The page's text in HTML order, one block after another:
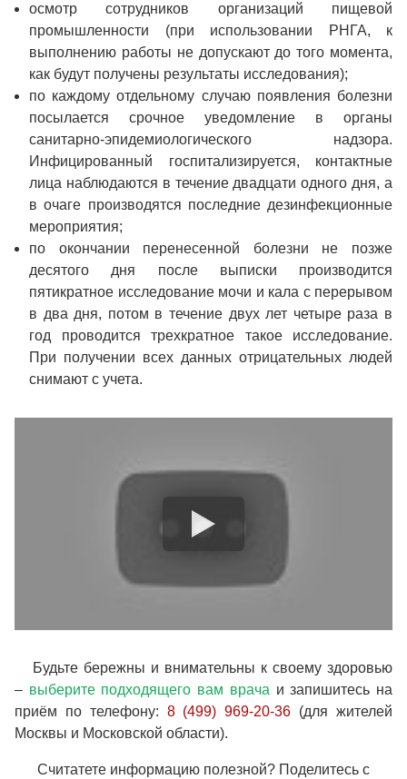
осмотр сотрудников организаций пищевой
промышленности (при использовании РНГА, к
выполнению работы не допускают до того момента,
как будут получены результаты исследования);
по каждому отдельному случаю появления болезни
посылается срочное уведомление в органы
санитарно-эпидемиологического надзора.
Инфицированный госпитализируется, контактные
лица наблюдаются в течение двадцати одного дня, а
в очаге производятся последние дезинфекционные
мероприятия;
по окончании перенесенной болезни не позже
десятого дня после выписки производится
пятикратное исследование мочи и кала с перерывом
в два дня, потом в течение двух лет четыре раза в
год проводится трехкратное такое исследование.
При получении всех данных отрицательных людей
снимают с учета.
Будьте бережны и внимательны к своему здоровью
– выберите подходящего вам врача и запишитесь на
приём по телефону: 8 (499) 969-20-36 (для жителей
Москвы и Московской области).
Считатете информацию полезной? Поделитесь с